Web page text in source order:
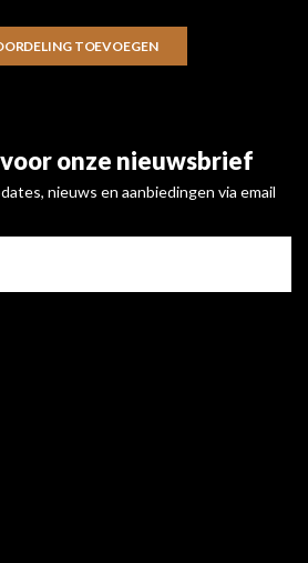
TOEVOEGEN
onze nieuwsbrief
nieuws en aanbiedingen via email